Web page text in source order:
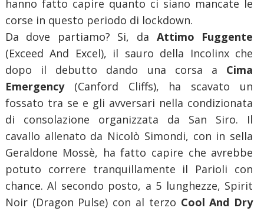
hanno fatto capire quanto ci siano mancate le
corse in questo periodo di lockdown.
Da dove partiamo? Si, da Attimo Fuggente
(Exceed And Excel), il sauro della Incolinx che
dopo il debutto dando una corsa a Cima
Emergency(Canford Cliffs), ha scavato un
fossato tra se e gli avversari nella condizionata
di consolazione organizzata da San Siro. Il
cavallo allenato da Nicolò Simondi, con in sella
Geraldone Mossè, ha fatto capire che avrebbe
potuto correre tranquillamente il Parioli con
chance. Al secondo posto, a 5 lunghezze, Spirit
Noir (Dragon Pulse) con al terzo Cool And Dry